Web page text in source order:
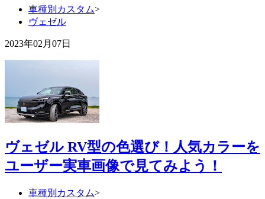
車種別カスタム>
ヴェゼル
2023年02月07日
ヴェゼル RV型の色選び！人気カラーを
ユーザー実車画像で見てみよう！
車種別カスタム>